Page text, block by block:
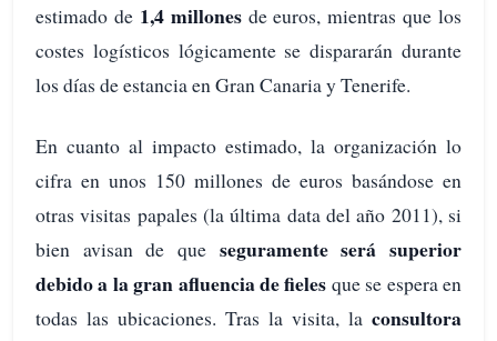
estimado de 1,4 millonesde euros, mientras que los
costes logísticos lógicamente se dispararán durante
los días de estancia en Gran Canaria y Tenerife.
En cuanto al impacto estimado, la organización lo
cifra en unos 150 millones de euros basándose en
otras visitas papales (la última data del año 2011), si
bien avisan de que seguramente será superior
debido a la gran afluencia de fieles que se espera en
todas las ubicaciones. Tras la visita, la consultora